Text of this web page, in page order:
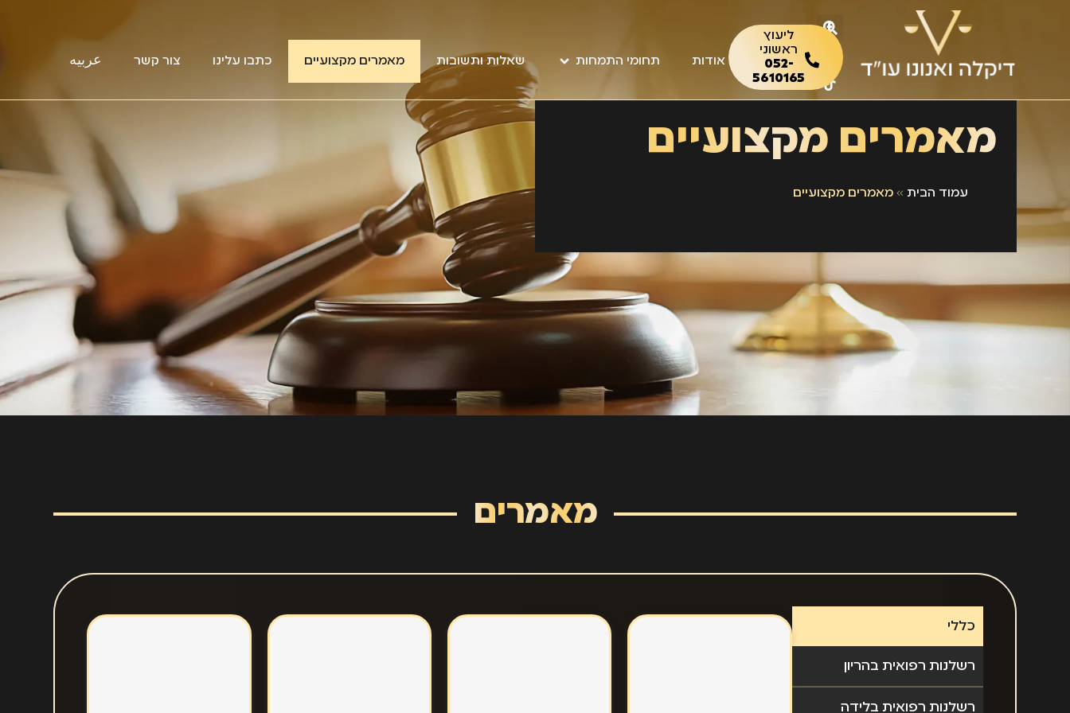
ליעוץ
ראשוני
052-
5610165
אודות תחומי התמחות שאלות ותשובות מאמרים מקצועיים כתבו עלינו צור קשר عربيه
מאמרים מקצועיים
עמוד הבית» מאמרים מקצועיים
מאמרים
כללי
רשלנות רפואית בהריון
רשלנות רפואית בלידה